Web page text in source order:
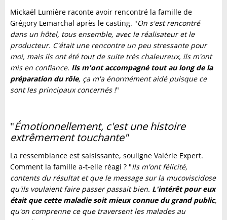
Mickaël Lumière raconte avoir rencontré la famille de
Grégory Lemarchal après le casting. "On s'est rencontré
dans un hôtel, tous ensemble, avec le réalisateur et le
producteur. C'était une rencontre un peu stressante pour
moi, mais ils ont été tout de suite très chaleureux, ils m'ont
mis en confiance. Ils m'ont accompagné tout au long de la
préparation du rôle, ça m'a énormément aidé puisque ce
sont les principaux concernés !"
"Émotionnellement, c'est une histoire
extrêmement touchante"
La ressemblance est saisissante, souligne Valérie Expert.
Comment la famille a-t-elle réagi ? "Ils m'ont félicité,
contents du résultat et que le message sur la mucoviscidose
qu'ils voulaient faire passer passait bien. L'intérêt pour eux
était que cette maladie soit mieux connue du grand public,
qu'on comprenne ce que traversent les malades au